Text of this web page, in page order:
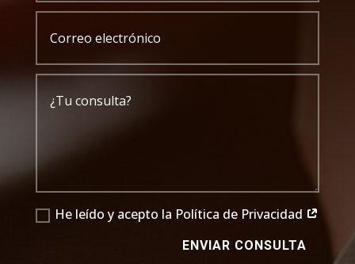
He leído y acepto la Política de Privacidad
ENVIAR CONSULTA